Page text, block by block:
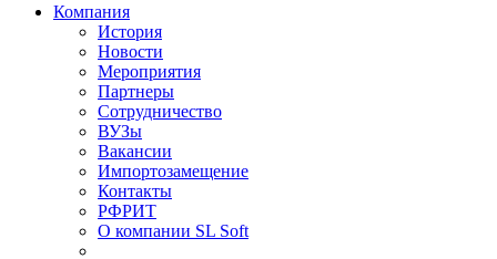
Компания
История
Новости
Мероприятия
Партнеры
Сотрудничество
ВУЗы
Вакансии
Импортозамещение
Контакты
РФРИТ
О компании SL Soft